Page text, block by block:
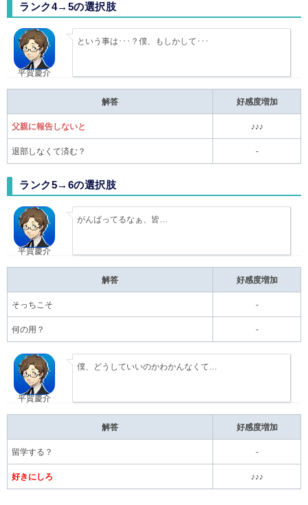
ランク4→5の選択肢
平賀慶介
という事は･･･？僕、もしかして･･･
解答 好感度増加
父親に報告しないと ♪♪♪
退部しなくて済む？ -
ランク5→6の選択肢
平賀慶介
がんばってるなぁ、皆…
解答 好感度増加
そっちこそ -
何の用？ -
平賀慶介
僕、どうしていいのかわかんなくて…
解答 好感度増加
留学する？ -
好きにしろ ♪♪♪